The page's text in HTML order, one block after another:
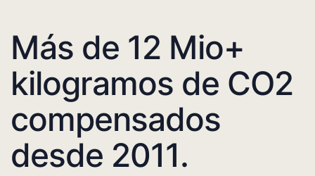
Más de 12 Mio+
kilogramos de CO2
compensados
desde 2011.